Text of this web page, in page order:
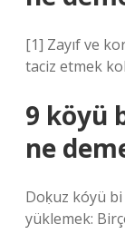
[1] Zayıf ve
taciz etmek
9 köyü
ne
Doḳuz kóyü
yüklemek: